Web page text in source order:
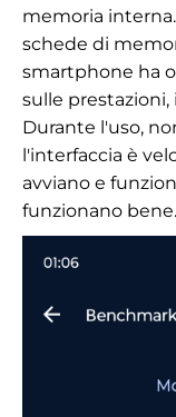
memoria
schede di
smartphone ha
sulle
Durante l'uso,
l'interfaccia è
avviano e
funzionano bene.